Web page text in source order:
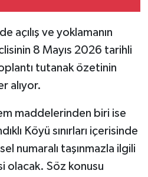
açılış ve yoklamanın
8 Mayıs 2026 tarihli
tutanak özetinin
alıyor.
maddelerinden biri ise
Köyü sınırları içerisinde
numaralı taşınmazla ilgili
olacak. Söz konusu